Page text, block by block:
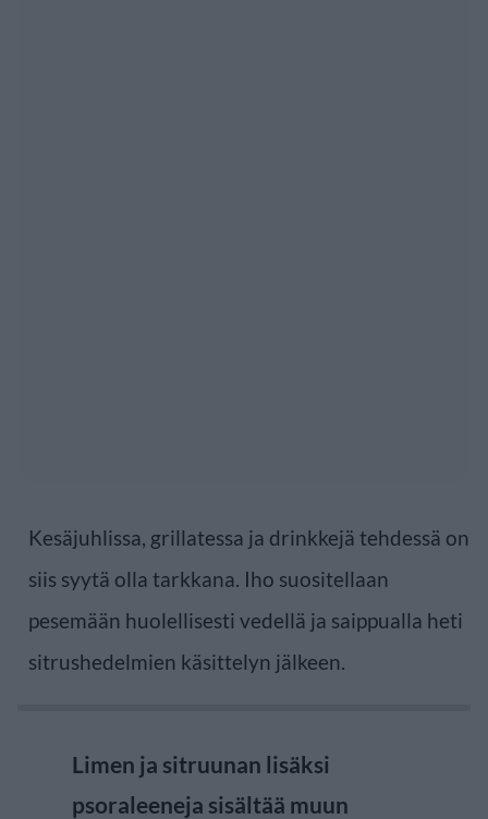
Kesäjuhlissa, grillatessa ja drinkkejä tehdessä on
siis syytä olla tarkkana. Iho suositellaan
pesemään huolellisesti vedellä ja saippualla heti
sitrushedelmien käsittelyn jälkeen.
Limen ja sitruunan lisäksi
psoraleeneja sisältää muun